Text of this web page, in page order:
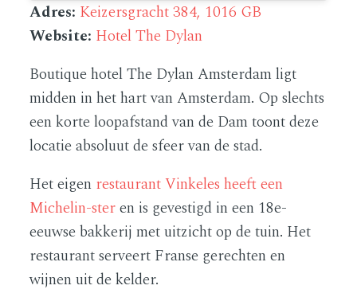
Adres: Keizersgracht 384, 1016 GB
Website: Hotel The Dylan
Boutique hotel The Dylan Amsterdam ligt
midden in het hart van Amsterdam. Op slechts
een korte loopafstand van de Dam toont deze
locatie absoluut de sfeer van de stad.
Het eigen restaurant Vinkeles heeft een
Michelin-steren is gevestigd in een 18e-
eeuwse bakkerij met uitzicht op de tuin. Het
restaurant serveert Franse gerechten en
wijnen uit de kelder.